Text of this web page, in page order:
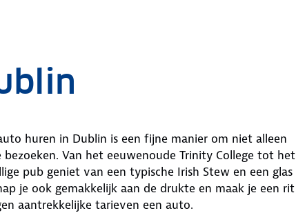
huren in Dublin is een fijne manier om niet alleen
Van het eeuwenoude Trinity College tot het
pub geniet van een typische Irish Stew en een glas
je ook gemakkelijk aan de drukte en maak je een rit
aantrekkelijke tarieven een auto.